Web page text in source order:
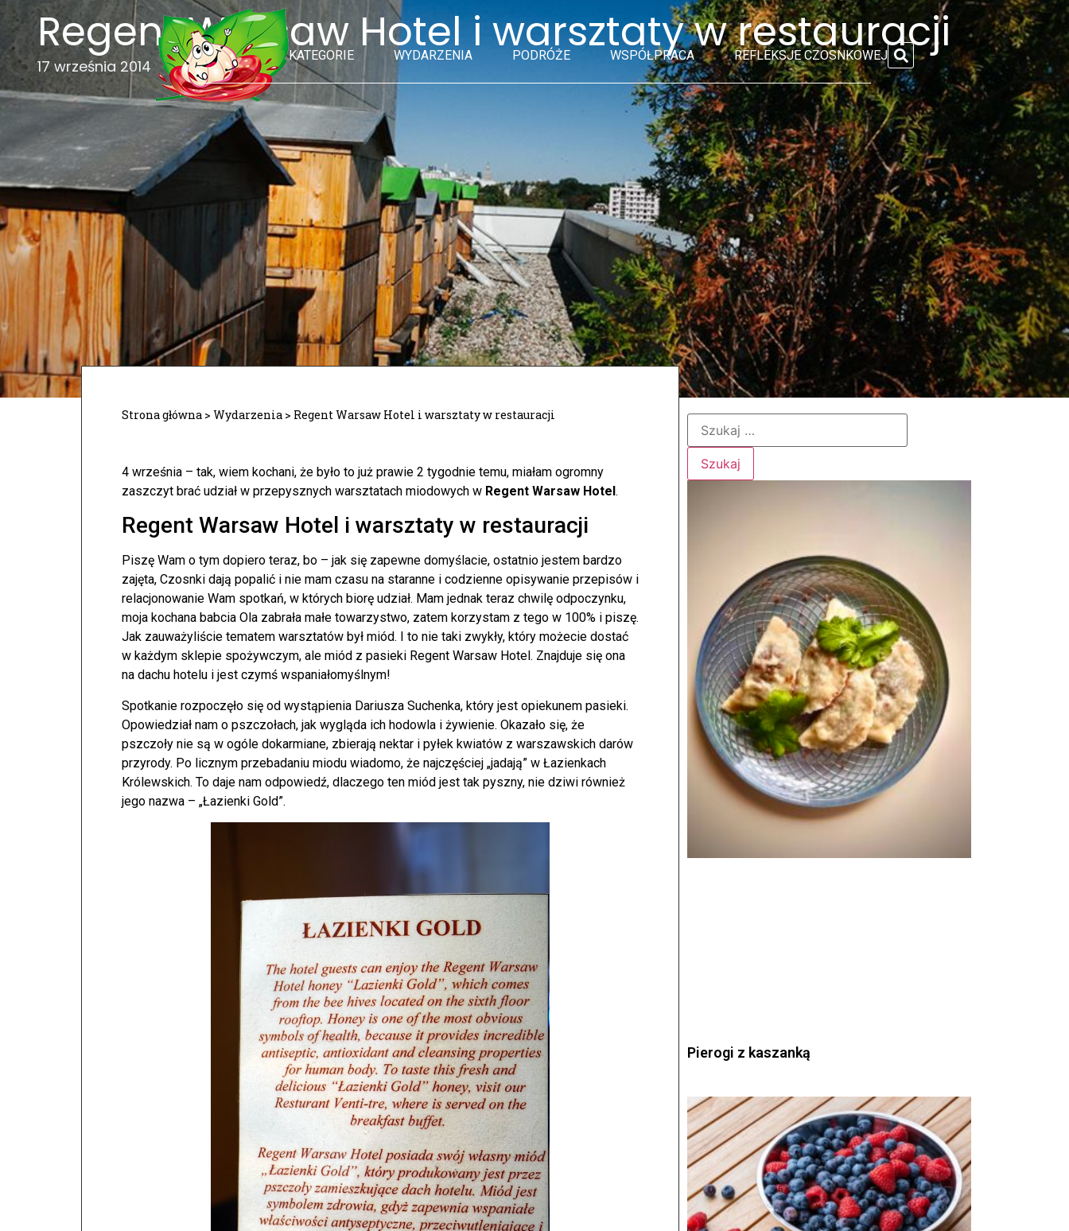
KATEGORIE WYDARZENIA PODRÓŻE WSPÓŁPRACA REFLEKSJE CZOSNKOWEJ
Regent Warsaw Hotel i warsztaty w restauracji
17 września 2014
Strona główna > Wydarzenia > Regent Warsaw Hotel i warsztaty w restauracji
4 września – tak, wiem kochani, że było to już prawie 2 tygodnie temu, miałam ogromny
zaszczyt brać udział w przepysznych warsztatach miodowych w Regent Warsaw Hotel.
Regent Warsaw Hotel i warsztaty w restauracji
Piszę Wam o tym dopiero teraz, bo – jak się zapewne domyślacie, ostatnio jestem bardzo
zajęta, Czosnki dają popalić i nie mam czasu na staranne i codzienne opisywanie przepisów i
relacjonowanie Wam spotkań, w których biorę udział. Mam jednak teraz chwilę odpoczynku,
moja kochana babcia Ola zabrała małe towarzystwo, zatem korzystam z tego w 100% i piszę.
Jak zauważyliście tematem warsztatów był miód. I to nie taki zwykły, który możecie dostać
w każdym sklepie spożywczym, ale miód z pasieki Regent Warsaw Hotel. Znajduje się ona
na dachu hotelu i jest czymś wspaniałomyślnym!
Spotkanie rozpoczęło się od wystąpienia Dariusza Suchenka, który jest opiekunem pasieki.
Opowiedział nam o pszczołach, jak wygląda ich hodowla i żywienie. Okazało się, że
pszczoły nie są w ogóle dokarmiane, zbierają nektar i pyłek kwiatów z warszawskich darów
przyrody. Po licznym przebadaniu miodu wiadomo, że najczęściej „jadają” w Łazienkach
Królewskich. To daje nam odpowiedź, dlaczego ten miód jest tak pyszny, nie dziwi również
jego nazwa – „Łazienki Gold”.
Pierogi z kaszanką